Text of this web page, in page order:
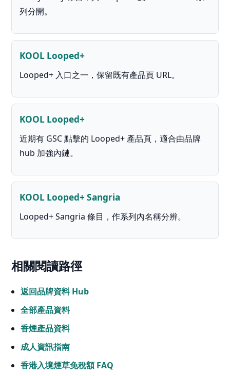
列分開。
KOOL Looped+
Looped+ 入口之一，保留既有產品頁 URL。
KOOL Looped+
近期有 GSC 點擊的 Looped+ 產品頁，適合由品牌
hub 加強內鏈。
KOOL Looped+ Sangria
Looped+ Sangria 條目，作系列內名稱分辨。
相關閱讀路徑
返回品牌資料 Hub
全部產品資料
香煙產品資料
成人資訊指南
香港入境煙草免稅額 FAQ